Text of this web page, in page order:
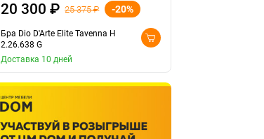
20 300 ₽ 25 375 ₽ -20%
Бра Dio D'Arte Elite Tavenna H
2.26.638 G
Доставка 10 дней